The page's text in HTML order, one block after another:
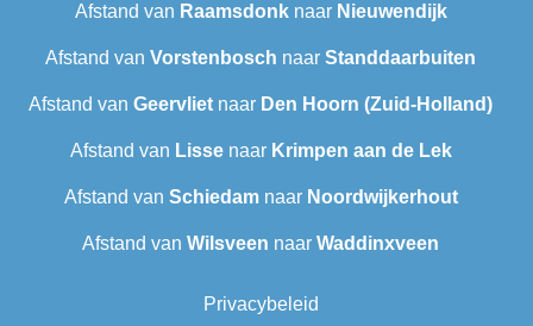
Afstand van Raamsdonknaar Nieuwendijk
Afstand van Vorstenbosch naar Standdaarbuiten
Afstand van Geervliet naar Den Hoorn (Zuid-Holland)
Afstand van Lissenaar Krimpen aan de Lek
Afstand van Schiedamnaar Noordwijkerhout
Afstand van Wilsveen‎ naar Waddinxveen
Privacybeleid